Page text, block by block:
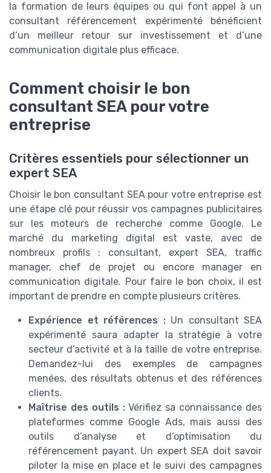
la formation de leurs équipes ou qui font appel à un
consultant référencement expérimenté bénéficient
d’un meilleur retour sur investissement et d’une
communication digitale plus efficace.
Comment choisir le bon
consultant SEA pour votre
entreprise
Critères essentiels pour sélectionner un
expert SEA
Choisir le bon consultant SEA pour votre entreprise est
une étape clé pour réussir vos campagnes publicitaires
sur les moteurs de recherche comme Google. Le
marché du marketing digital est vaste, avec de
nombreux profils : consultant, expert SEA, traffic
manager, chef de projet ou encore manager en
communication digitale. Pour faire le bon choix, il est
important de prendre en compte plusieurs critères.
Expérience et références :Un consultant SEA
expérimenté saura adapter la stratégie à votre
secteur d’activité et à la taille de votre entreprise.
Demandez-lui des exemples de campagnes
menées, des résultats obtenus et des références
clients.
Maîtrise des outils :Vérifiez sa connaissance des
plateformes comme Google Ads, mais aussi des
outils d’analyse et d’optimisation du
référencement payant. Un expert SEA doit savoir
piloter la mise en place et le suivi des campagnes